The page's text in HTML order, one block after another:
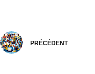
PRÉCÉDENT